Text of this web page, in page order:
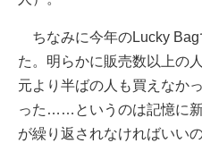
ちなみに今年のLucky Bag
た。明らかに販売数以上の
元より半ばの人も買えなか
った……というのは記憶に
が繰り返されなければいいの